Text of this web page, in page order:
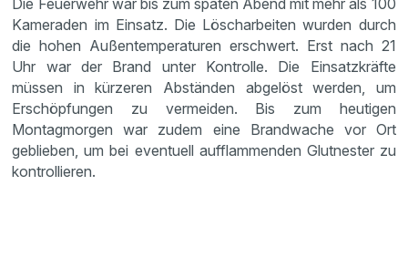
Die Feuerwehr war bis zum späten Abend mit mehr als 100
Kameraden im Einsatz. Die Löscharbeiten wurden durch
die hohen Außentemperaturen erschwert. Erst nach 21
Uhr war der Brand unter Kontrolle. Die Einsatzkräfte
müssen in kürzeren Abständen abgelöst werden, um
Erschöpfungen zu vermeiden. Bis zum heutigen
Montagmorgen war zudem eine Brandwache vor Ort
geblieben, um bei eventuell aufflammenden Glutnester zu
kontrollieren.